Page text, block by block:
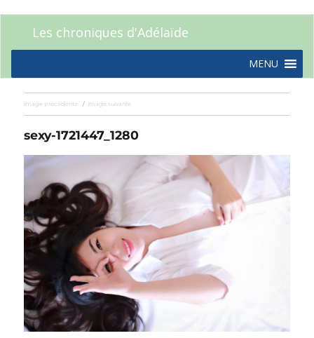
Les chroniques d'Adélaïde
MENU
Image précédente Image suivante
sexy-1721447_1280